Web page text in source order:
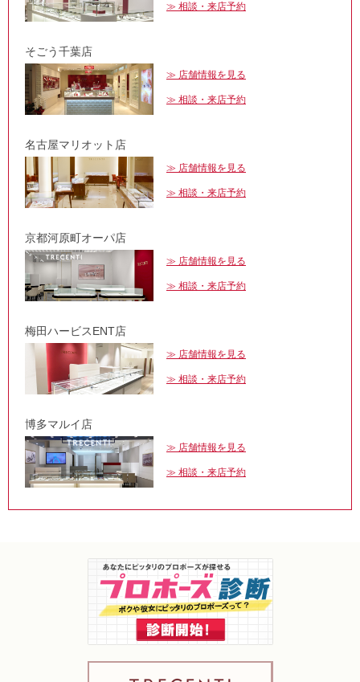
相談・来店予約
そごう千葉店
店舗情報を見る
相談・来店予約
名古屋マリオット店
店舗情報を見る
相談・来店予約
京都河原町オーパ店
店舗情報を見る
相談・来店予約
梅田ハービスENT店
店舗情報を見る
相談・来店予約
博多マルイ店
店舗情報を見る
相談・来店予約